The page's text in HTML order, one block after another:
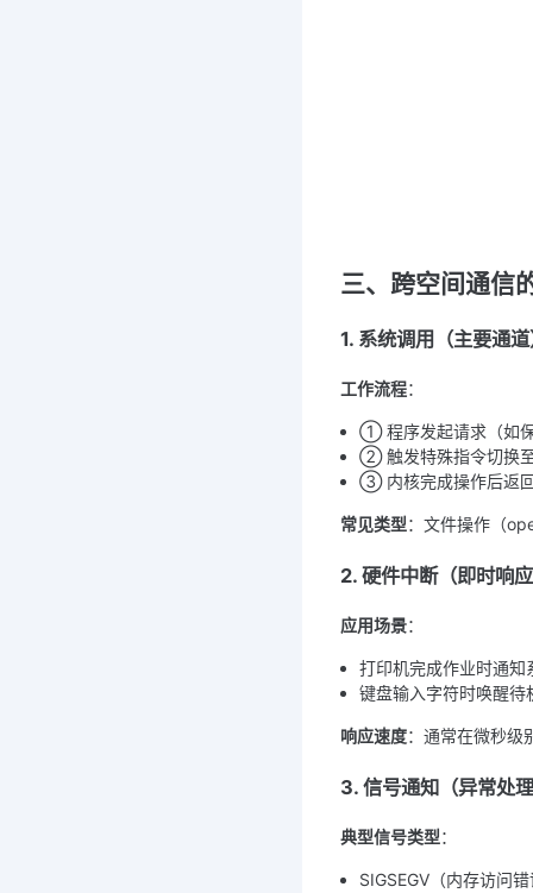
三、跨空间通信
1. 系统调用（主要通
工作流程：
① 程序发起请求（如
② 触发特殊指令切换
③ 内核完成操作后返
常见类型：文件操作（
2. 硬件中断（即时响
应用场景：
打印机完成作业时通知
键盘输入字符时唤醒待
响应速度：通常在微秒级
3. 信号通知（异常处
典型信号类型：
SIGSEGV（内存访问